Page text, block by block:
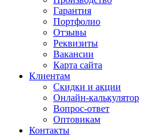
Гарантия
Портфолио
Отзывы
Реквизиты
Вакансии
Карта сайта
Клиентам
Скидки и акции
Онлайн-калькулятор
Вопрос-ответ
Оптовикам
Контакты